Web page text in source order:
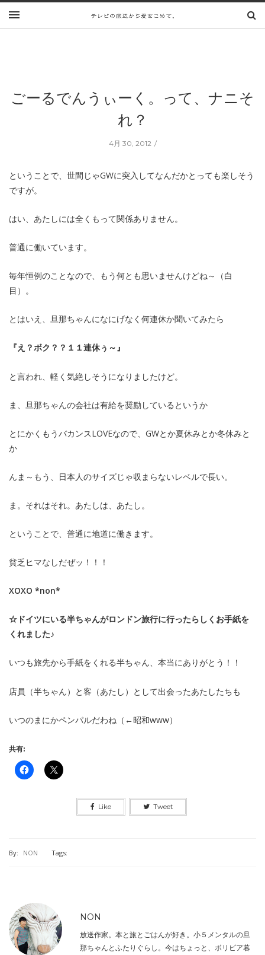
ごーるでんうぃーく。って、ナニそ
れ？
4月 30, 2012
ということで、世間じゃGWに突入してなんだかとっても楽しそう
ですが。
はい、あたしには全くもって関係ありません。
普通に働いています。
毎年恒例のことなので、もう何とも思いませんけどね～（白
目）。
とはいえ、旦那ちゃんになにげなく何連休か聞いてみたら
『え？ボク？？１１連休ぅ～』
と言われ、軽く気絶しそうになりましたけど。
ま、旦那ちゃんの会社は有給を奨励しているというか
とにかくもうバカンスLOVEなので、GWとか夏休みとか冬休みと
か
んま～もう、日本人のサイズじゃ収まらないレベルで長い。
ま。それはそれ。あたしは、あたし。
ということで、普通に地道に働きます。
貧乏ヒマなしだぜッ！！！
XOXO *non*
☆ドイツにいる半ちゃんがロンドン旅行に行ったらしくお手紙を
くれました♪
いつも旅先から手紙をくれる半ちゃん、本当にありがとう！！
店員（半ちゃん）と客（あたし）として出会ったあたしたちも
いつのまにかペンパルだわね（←昭和www）
共有:
Like Tweet
By: NON Tags:
NON
放送作家。本と旅とごはんが好き。小５メンタルの旦
那ちゃんとふたりぐらし。今はちょっと、ボリビア暮